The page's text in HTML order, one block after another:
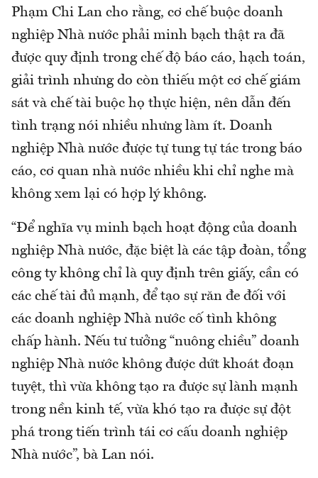
Phạm Chi Lan cho rằng, cơ chế buộc doanh
nghiệp Nhà nước phải minh bạch thật ra đã
được quy định trong chế độ báo cáo, hạch toán,
giải trình nhưng do còn thiếu một cơ chế giám
sát và chế tài buộc họ thực hiện, nên dẫn đến
tình trạng nói nhiều nhưng làm ít. Doanh
nghiệp Nhà nước được tự tung tự tác trong báo
cáo, cơ quan nhà nước nhiều khi chỉ nghe mà
không xem lại có hợp lý không.
“Để nghĩa vụ minh bạch hoạt động của doanh
nghiệp Nhà nước, đặc biệt là các tập đoàn, tổng
công ty không chỉ là quy định trên giấy, cần có
các chế tài đủ mạnh, để tạo sự răn đe đối với
các doanh nghiệp Nhà nước cố tình không
chấp hành. Nếu tư tưởng “nuông chiều” doanh
nghiệp Nhà nước không được dứt khoát đoạn
tuyệt, thì vừa không tạo ra được sự lành mạnh
trong nền kinh tế, vừa khó tạo ra được sự đột
phá trong tiến trình tái cơ cấu doanh nghiệp
Nhà nước”, bà Lan nói.